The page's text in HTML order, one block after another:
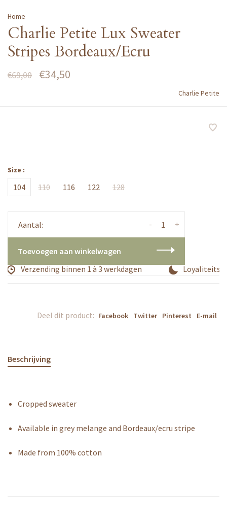
Home
Charlie Petite Lux Sweater
Stripes Bordeaux/Ecru
€69,00 €34,50
Charlie Petite
Size :
104 110 116 122 128
Aantal: +
-
Toevoegen aan winkelwagen
Verzending binnen 1 à 3 werkdagen
Deel dit product: Facebook Twitter Pinterest E-mail
Beschrijving
Cropped sweater
Available in grey melange and Bordeaux/ecru stripe
Made from 100% cotton